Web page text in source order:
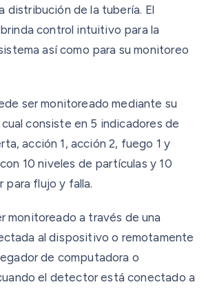
distribución de la tubería. El
control intuitivo para la
así como para su monitoreo
ser monitoreado mediante su
consiste en 5 indicadores de
acción 1, acción 2, fuego 1 y
10 niveles de partículas y 10
para flujo y falla.
monitoreado a través de una
al dispositivo o remotamente
de computadora o
el detector está conectado a